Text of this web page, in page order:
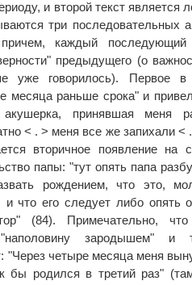
и второй текст является
три последовательных
каждый
предыдущего (о
уже говорилось). Первое
месяца раньше срока" и
принявшая меня
< . > меня все же запихали <
вторичное появление на
папы: "тут опять папа
рождением, что это,
что его следует либо опять
(84). Примечательно,
зародышем" и
"Через четыре месяца меня
бы родился в третий раз"